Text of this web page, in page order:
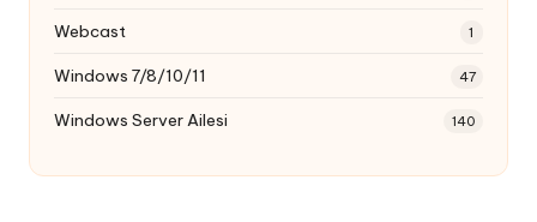
Webcast 1
Windows 7/8/10/11 47
Windows Server Ailesi 140